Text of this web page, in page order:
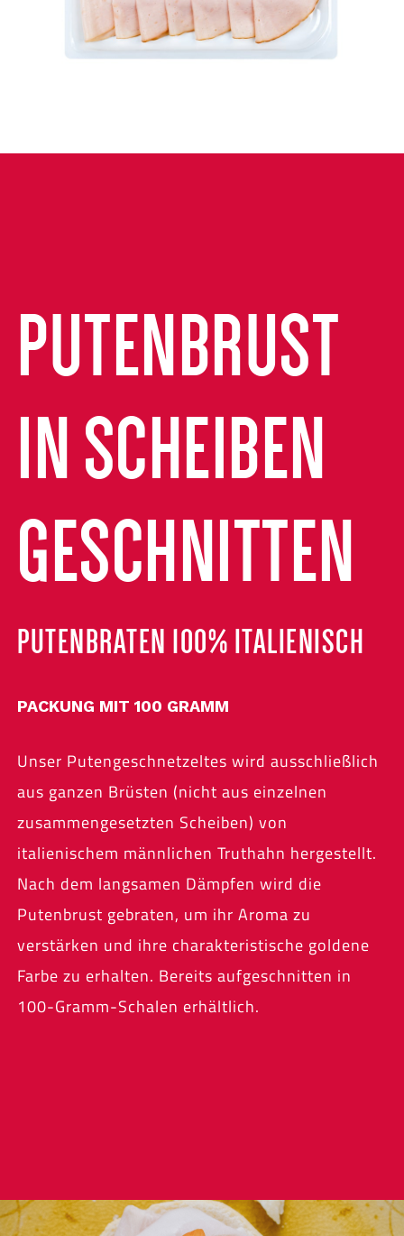
PUTENBRUST
IN SCHEIBEN
GESCHNITTEN
PUTENBRATEN 100% ITALIENISCH
PACKUNG MIT 100 GRAMM
Unser Putengeschnetzeltes wird ausschließlich
aus ganzen Brüsten (nicht aus einzelnen
zusammengesetzten Scheiben) von
italienischem männlichen Truthahn hergestellt.
Nach dem langsamen Dämpfen wird die
Putenbrust gebraten, um ihr Aroma zu
verstärken und ihre charakteristische goldene
Farbe zu erhalten. Bereits aufgeschnitten in
100-Gramm-Schalen erhältlich.